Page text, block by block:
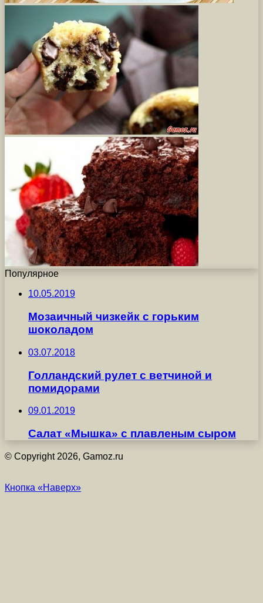
Популярное
10.05.2019
Мозаичный чизкейк с горьким
шоколадом
03.07.2018
Голландский рулет с ветчиной и
помидорами
09.01.2019
Салат «Мышка» с плавленым сыром
© Copyright 2026, Gamoz.ru
Кнопка «Наверх»